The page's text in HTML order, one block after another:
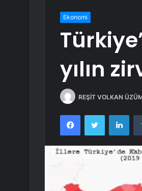
Ekonomi
yılın
REŞİT VOLKAN
FacebookTwitter